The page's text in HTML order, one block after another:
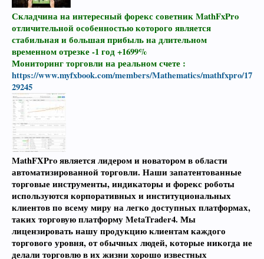
Складчина на интересный форекс советник MathFxPro
отличительной особенностью которого является
стабильная и большая прибыль на длительном
временном отрезке -1 год +1699%
Мониторинг торговли на реальном счете :
https://www.myfxbook.com/members/Mathematics/mathfxpro/17
29245
MathFXPro является лидером и новатором в области
автоматизированной торговли. Наши запатентованные
торговые инструменты, индикаторы и форекс роботы
используются корпоративных и институциональных
клиентов по всему миру на легко доступных платформах,
таких торговую платформу MetaTrader4. Мы
лицензировать нашу продукцию клиентам каждого
торгового уровня, от обычных людей, которые никогда не
делали торговлю в их жизни хорошо известных